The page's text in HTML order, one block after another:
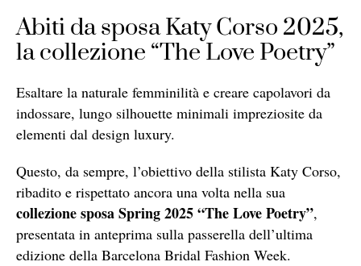
Abiti da sposa Katy Corso 2025,
la collezione “The Love Poetry”
Esaltare la naturale femminilità e creare capolavori da
indossare, lungo silhouette minimali impreziosite da
elementi dal design luxury.
Questo, da sempre, l’obiettivo della stilista Katy Corso,
ribadito e rispettato ancora una volta nella sua
collezione sposa Spring 2025 “The Love Poetry”,
presentata in anteprima sulla passerella dell’ultima
edizione della Barcelona Bridal Fashion Week.